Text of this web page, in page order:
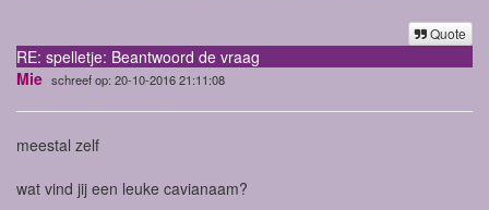
Quote
RE: spelletje: Beantwoord de vraag
Mie schreef op: 20-10-2016 21:11:08
meestal zelf
wat vind jij een leuke cavianaam?